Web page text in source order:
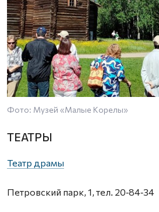
Фото: Музей «Малые Корелы»
ТЕАТРЫ
Театр драмы
Петровский парк, 1, тел. 20‑84‑34